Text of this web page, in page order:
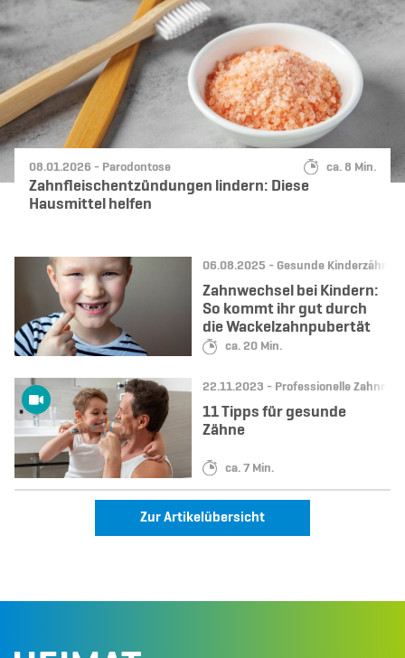
Datum:
08.01.2026 - Kategorie:
Parodontose Lesedauer:
ca. 8 Min.
Zahnfleischentzündungen lindern: Diese
Hausmittel helfen
Datum:
06.08.2025 - Kategorie:
Gesunde Kinderzähne
Lesedauer:
ca. 20 Min.
Zahnwechsel bei Kindern:
So kommt ihr gut durch
die Wackelzahnpubertät
Datum:
22.11.2023 - Kategorie:
Professionelle
Lesedauer:
ca. 7 Min.
11 Tipps für gesunde
Zähne
Zur Artikelübersicht